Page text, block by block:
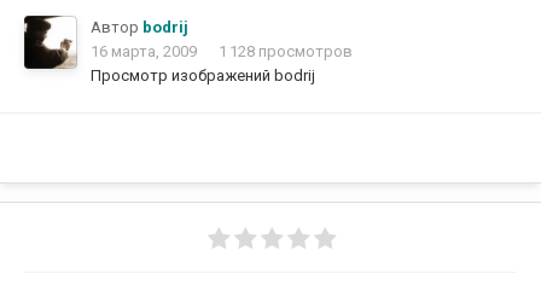
Автор bodrij
16 марта, 2009
1 128 просмотров
Просмотр изображений bodrij